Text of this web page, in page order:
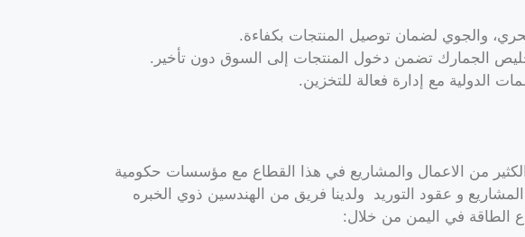
والجوي لضمان توصيل المنتجات بكفاءة.
الجمارك تضمن دخول المنتجات إلى السوق دون تأخير.
الدولية مع إدارة فعالة للتخزين.
الكثير من الاعمال والمشاريع في هذا القطاع مع مؤسسات حكومية
و عقود التوريد ولدينا فريق من الهندسين ذوي الخبره
الطاقة في اليمن من خلال: